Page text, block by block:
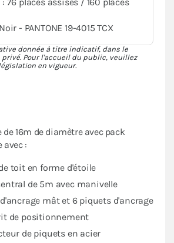
de 16m de diamètre avec pack
avec :
toit en forme d'étoile
de 5m avec manivelle
mât et 6 piquets d'ancrage
de positionnement
de piquets en acier
- PANTONE 19-4015 TCX
donnée à titre indicatif, dans le
privé. Pour l'accueil du public, veuillez
en vigueur.